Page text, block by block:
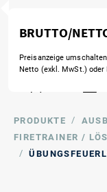
PRODUKTE /
FIRETRAINER /
/